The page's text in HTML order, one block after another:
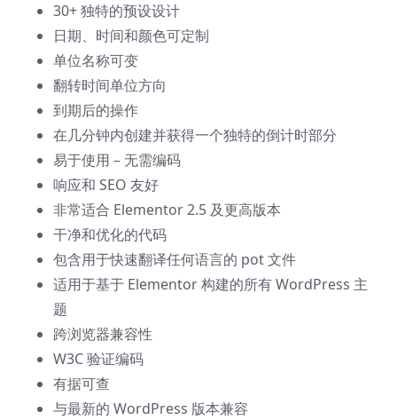
30+ 独特的预设设计
日期、时间和颜色可定制
单位名称可变
翻转时间单位方向
到期后的操作
在几分钟内创建并获得一个独特的倒计时部分
易于使用 – 无需编码
响应和 SEO 友好
非常适合 Elementor 2.5 及更高版本
干净和优化的代码
包含用于快速翻译任何语言的 pot 文件
适用于基于 Elementor 构建的所有 WordPress 主
题
跨浏览器兼容性
W3C 验证编码
有据可查
与最新的 WordPress 版本兼容